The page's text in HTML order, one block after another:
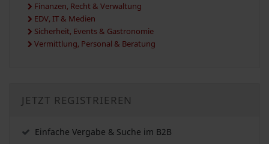
Finanzen, Recht & Verwaltung
EDV, IT & Medien
Sicherheit, Events & Gastronomie
Vermittlung, Personal & Beratung
JETZT REGISTRIEREN
Einfache Vergabe & Suche im B2B